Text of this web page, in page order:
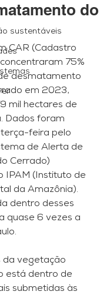
sustentáveis
do
CAR (Cadastro
75%
desmatamento
em 2023,
mil hectares de
Dados foram
feira pelo
de Alerta de
Cerrado)
IPAM (Instituto de
da Amazônia).
dentro desses
quase 6 vezes a
da vegetação
está dentro de
submetidas às